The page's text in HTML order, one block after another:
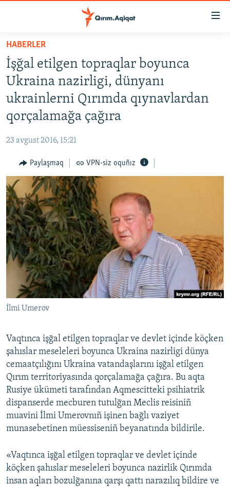
Esas
mündericege
qaytmaq
Baş
navigatsiyağa
qaytmaq
Qıdıruvğa
HABERLER
SİYASET
İQTİSADİYAT
CEMİYET
İNSAN AQLARI
VİDEO
SÜRET
BLOGLAR
FİKİR
Русский
Українською
QOŞULIÑIZ!
RFE/RS bütün saytları
HABERLER
İşğal etilgen topraqlar boyunca
Ukraina nazirligi, dünyanı
ukrainlerni Qırımda qıynavlardan
qorçalamağa çağıra
23 avgust 2016, 15:21
Paylaşmaq VPN-siz oquñız
İlmi Umerov
Vaqtınca işğal etilgen topraqlar ve devlet içinde köçken
şahıslar meseleleri boyunca Ukraina nazirligi dünya
cemaatçılığını Ukraina vatandaşlarını işğal etilgen
Qırım territoriyasında qorçalamağa çağıra. Bu aqta
Rusiye ükümeti tarafından Aqmescitteki psihiatrik
dispanserde mecburen tutulğan Meclis reisiniñ
muavini İlmi Umerovnıñ işinen bağlı vaziyet
munasebetinen müessiseniñ beyanatında bildirile.
«Vaqtınca işğal etilgen topraqlar ve devlet içinde
köçken şahıslar meseleleri boyunca nazirlik Qırımda
insan aqları bozulğanına qarşı qattı narazılıq bildire ve